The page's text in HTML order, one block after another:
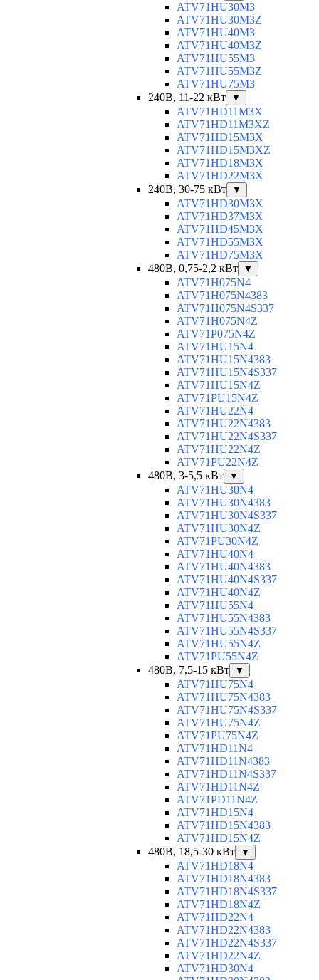
ATV71HU30M3
ATV71HU30M3Z
ATV71HU40M3
ATV71HU40M3Z
ATV71HU55M3
ATV71HU55M3Z
ATV71HU75M3
240В, 11-22 кВт
▼
ATV71HD11M3X
ATV71HD11M3XZ
ATV71HD15M3X
ATV71HD15M3XZ
ATV71HD18M3X
ATV71HD22M3X
240В, 30-75 кВт
▼
ATV71HD30M3X
ATV71HD37M3X
ATV71HD45M3X
ATV71HD55M3X
ATV71HD75M3X
480В, 0,75-2,2 кВт
▼
ATV71H075N4
ATV71H075N4383
ATV71H075N4S337
ATV71H075N4Z
ATV71P075N4Z
ATV71HU15N4
ATV71HU15N4383
ATV71HU15N4S337
ATV71HU15N4Z
ATV71PU15N4Z
ATV71HU22N4
ATV71HU22N4383
ATV71HU22N4S337
ATV71HU22N4Z
ATV71PU22N4Z
480В, 3-5,5 кВт
▼
ATV71HU30N4
ATV71HU30N4383
ATV71HU30N4S337
ATV71HU30N4Z
ATV71PU30N4Z
ATV71HU40N4
ATV71HU40N4383
ATV71HU40N4S337
ATV71HU40N4Z
ATV71HU55N4
ATV71HU55N4383
ATV71HU55N4S337
ATV71HU55N4Z
ATV71PU55N4Z
480В, 7,5-15 кВт
▼
ATV71HU75N4
ATV71HU75N4383
ATV71HU75N4S337
ATV71HU75N4Z
ATV71PU75N4Z
ATV71HD11N4
ATV71HD11N4383
ATV71HD11N4S337
ATV71HD11N4Z
ATV71PD11N4Z
ATV71HD15N4
ATV71HD15N4383
ATV71HD15N4Z
480В, 18,5-30 кВт
▼
ATV71HD18N4
ATV71HD18N4383
ATV71HD18N4S337
ATV71HD18N4Z
ATV71HD22N4
ATV71HD22N4383
ATV71HD22N4S337
ATV71HD22N4Z
ATV71HD30N4